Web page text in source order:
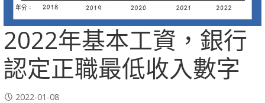
2022年基本工資，銀行
認定正職最低收入數字
2022-01-08